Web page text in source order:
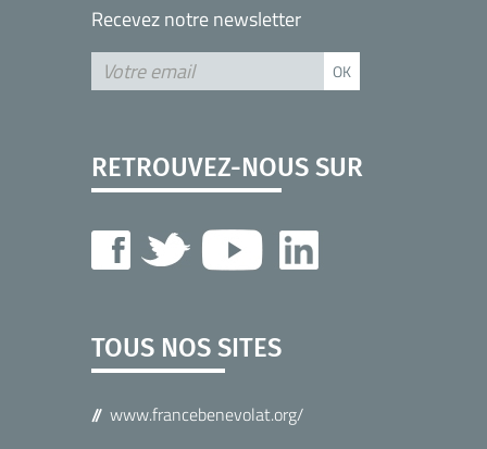
Recevez notre newsletter
RETROUVEZ-NOUS SUR
TOUS NOS SITES
www.francebenevolat.org/